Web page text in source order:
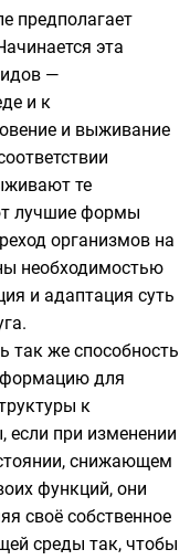
предполагает
эта
—
и к
и выживание
те
лучшие формы
организмов на
необходимостью
и адаптация суть
так же способность
для
к
при изменении
снижающем
функций, они
своё собственное
среды так, чтобы